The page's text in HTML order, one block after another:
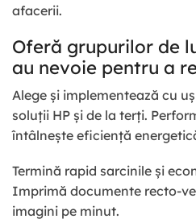
afacerii.
Oferă grupurilor de
au nevoie pentru a
Alege și implementează cu
soluții HP și de la terți.
întâlnește eficiență
Termină rapid sarcinile și
Imprimă documente recto-
imagini pe minut.